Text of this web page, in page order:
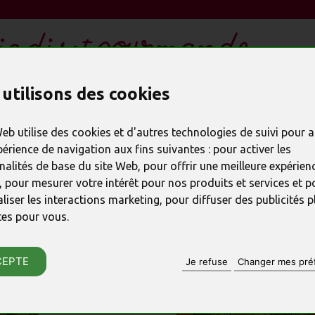
des cookies
utilise des cookies et d'autres technologies de suivi pour
de navigation aux fins suivantes : pour activer les
de base du site Web, pour offrir une meilleure
, pour mesurer votre intérêt pour nos produits et services et
les interactions marketing, pour diffuser des publicités
pour vous.
Je refuse Changer mes
/ Formations
/
EXPÉDIABLES / À RETIRER EN MAGASIN :